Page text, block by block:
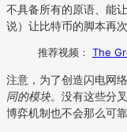
不具备所有的原语、能
说）让比特币的脚本再次
推荐视频： The
注意，为了创造闪电网
同的模块。没有这些分
博弈机制也不会那么可靠